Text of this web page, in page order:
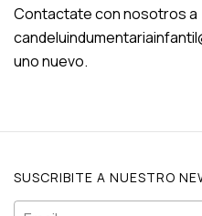
Contactate con nosotros a
uno nuevo.
SUSCRIBITE A NUESTRO